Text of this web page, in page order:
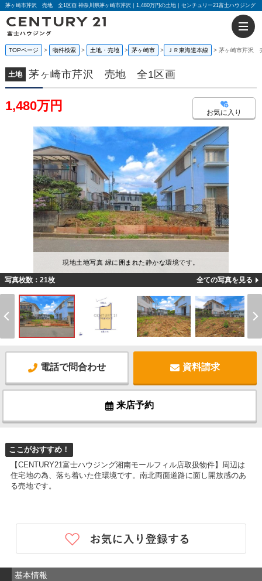
茅ヶ崎市芹沢 売地 全1区画 神奈川県茅ヶ崎市芹沢｜1,480万円の土地｜センチュリー21富士ハウジング
TOPページ 物件検索 土地・売地 茅ヶ崎市 ＪＲ東海道本線 茅ヶ崎市芹沢
土地 茅ヶ崎市芹沢 売地 全1区画
1,480万円 お気に入り
現地土地写真 緑に囲まれた静かな環境です。
写真枚数：21枚 全ての写真を見る
電話で問合わせ 資料請求
来店予約
ここがおすすめ！
【CENTURY21富士ハウジング湘南モールフィル店取扱物件】周辺は
住宅地の為、落ち着いた住環境です。南北両面道路に面し開放感のあ
る売地です。
基本情報